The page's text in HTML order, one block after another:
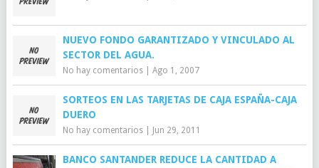
NUEVO FONDO GARANTIZADO Y VINCULADO AL
SECTOR DEL AGUA.
No hay comentarios| Ago 1, 2007
SORTEOS EN LAS TARJETAS DE CAJA ESPAÑA-CAJA
DUERO
No hay comentarios| Jun 29, 2011
BANCO SANTANDER REDUCE LA CANTIDAD A